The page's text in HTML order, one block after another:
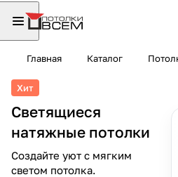
Главная Каталог
Хит
Светящиеся
натяжные потолки
Создайте уют с мягким
светом потолка.